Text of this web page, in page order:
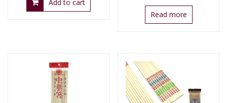
Add to cart
Read more